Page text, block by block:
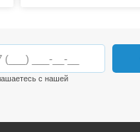
с нашей